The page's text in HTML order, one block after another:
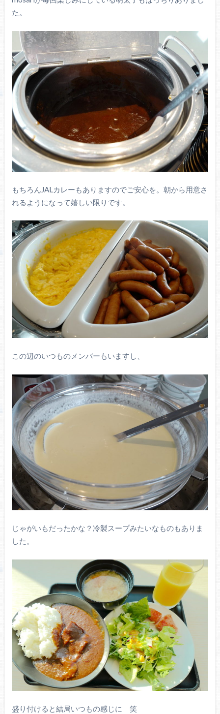
た。
もちろんJALカレーもありますのでご安心を。朝から用意さ
れるようになって嬉しい限りです。
この辺のいつものメンバーもいますし、
じゃがいもだったかな？冷製スープみたいなものもありま
した。
盛り付けると結局いつもの感じに 笑